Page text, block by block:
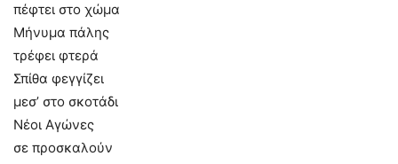
πέφτει στο χώμα
Μήνυμα πάλης
τρέφει φτερά
Σπίθα φεγγίζει
μεσ’ στο σκοτάδι
Νέοι Αγώνες
σε προσκαλούν